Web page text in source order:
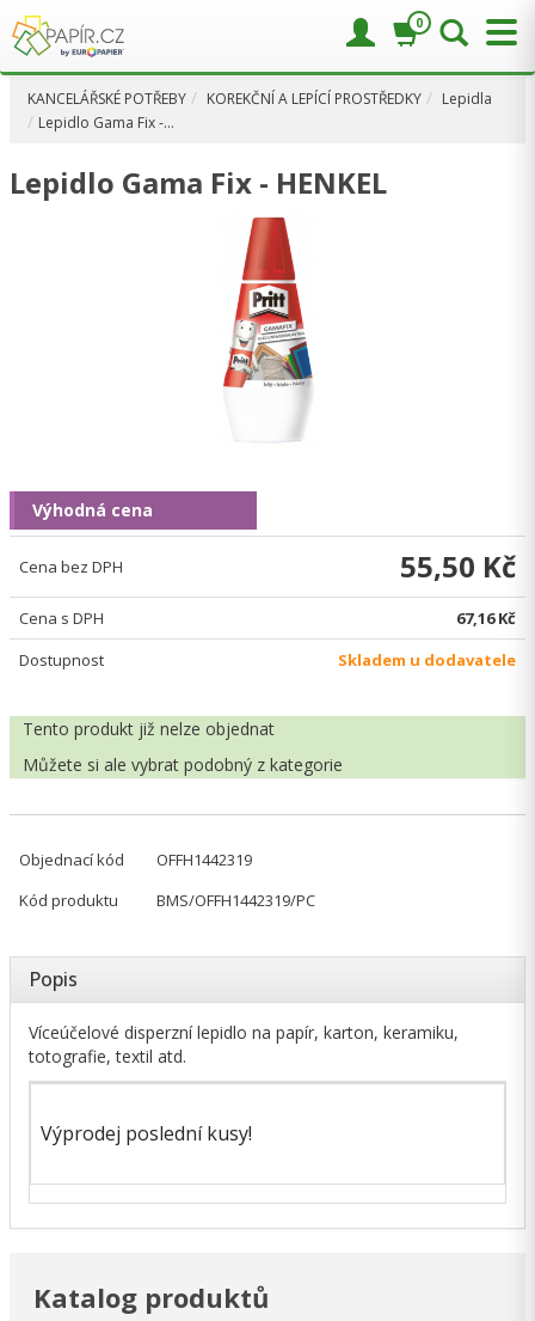
KANCELÁŘSKÉ POTŘEBY KOREKČNÍ A LEPÍCÍ PROSTŘEDKY
Lepidla
Lepidlo Gama Fix -…
Lepidlo Gama Fix - HENKEL
Výhodná cena
Cena bez DPH 55,50 Kč
Cena s DPH
67,16 Kč
Dostupnost
Skladem u dodavatele
Tento produkt již nelze objednat
Můžete si ale vybrat podobný z kategorie
Objednací kód
OFFH1442319
Kód produktu
BMS/OFFH1442319/PC
Popis
Víceúčelové disperzní lepidlo na papír, karton, keramiku,
totografie, textil atd.
Výprodej poslední kusy!
Katalog produktů
0